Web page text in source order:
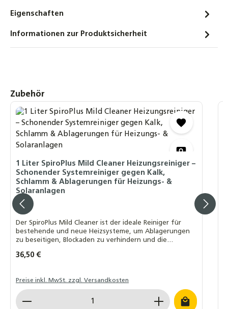
Hochleistungsreiniger für stark
33,50 €
Refraktometer-Set Bestimmung des
Frostschutzgehaltes für Solar- und
Heizungsanlagen, PKWs und Batterien
Eigenschaften
Informationen zur Produktsicherheit
Produktgalerie überspringen
Zubehör
1 Liter SpiroPlus Mild Cleaner Heizungsreiniger –
Schonender Systemreiniger gegen Kalk,
Schlamm & Ablagerungen für Heizungs- &
Solaranlagen
Der SpiroPlus Mild Cleaner ist der ideale Reiniger für
bestehende und neue Heizsysteme, um Ablagerungen
zu beseitigen, Blockaden zu verhindern und die
Regulärer Preis:
36,50 €
Preise inkl. MwSt. zzgl. Versandkosten
Produkt Anzahl: Gib den gewünschten Wert